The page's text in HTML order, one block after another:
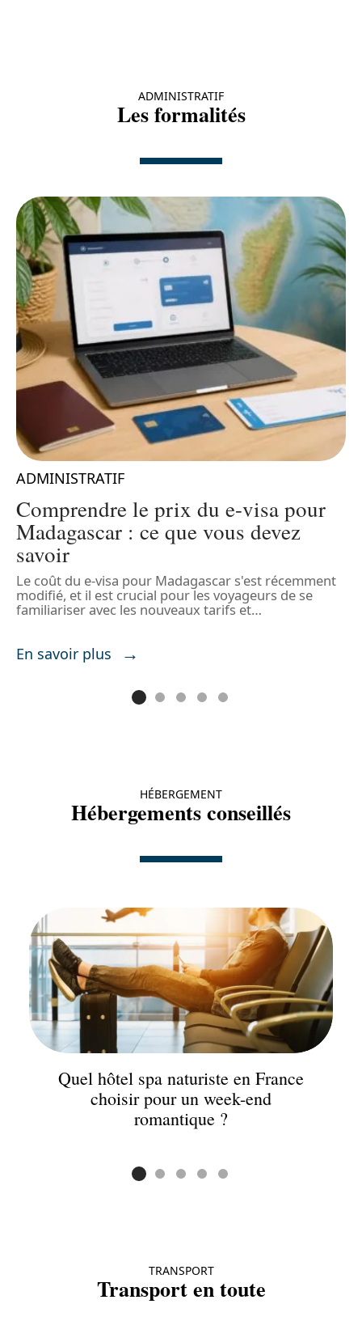
ADMINISTRATIF
Les formalités
ADMINISTRATIF
Comprendre le prix du e-visa pour
Madagascar : ce que vous devez
savoir
Le coût du e-visa pour Madagascar s'est récemment
modifié, et il est crucial pour les voyageurs de se
familiariser avec les nouveaux tarifs et…
En savoir plus
HÉBERGEMENT
Hébergements conseillés
Quel hôtel spa naturiste en France
choisir pour un week-end
romantique ?
TRANSPORT
Transport en toute